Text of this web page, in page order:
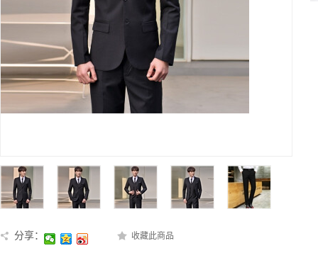
分享： 收藏此商品